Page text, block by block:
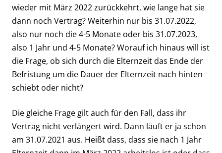
wieder mit März 2022 zurückkehrt, wie lange hat sie
dann noch Vertrag? Weiterhin nur bis 31.07.2022,
also nur noch die 4-5 Monate oder bis 31.07.2023,
also 1 Jahr und 4-5 Monate? Worauf ich hinaus will ist
die Frage, ob sich durch die Elternzeit das Ende der
Befristung um die Dauer der Elternzeit nach hinten
schiebt oder nicht?
Die gleiche Frage gilt auch für den Fall, dass ihr
Vertrag nicht verlängert wird. Dann läuft er ja schon
am 31.07.2021 aus. Heißt dass, dass sie nach 1 Jahr